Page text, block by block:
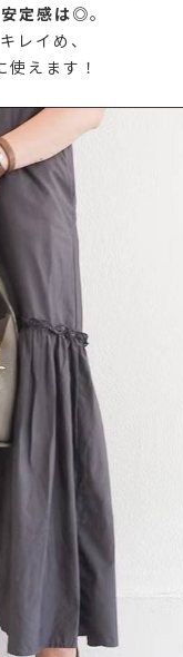
安定感は◎。
レイめ、
えます！